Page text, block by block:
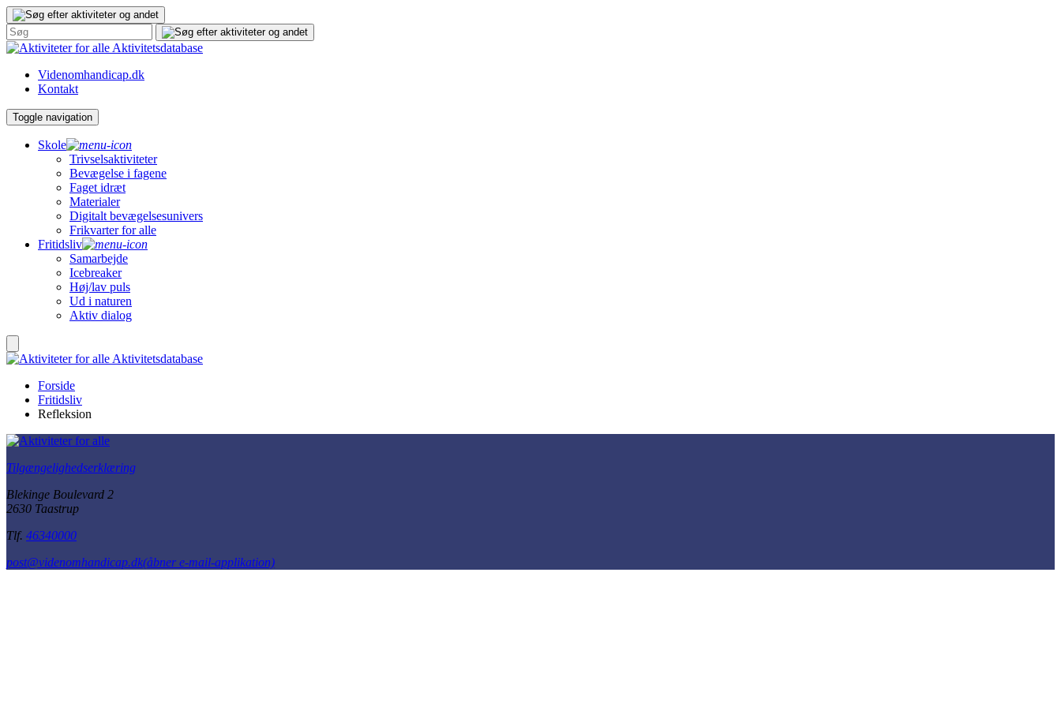
Gå
til
indhold
Aktivitetsdatabase
Videnomhandicap.dk
Kontakt
Toggle navigation
Skole
Trivselsaktiviteter
Bevægelse i fagene
Faget idræt
Materialer
Digitalt bevægelsesunivers
Frikvarter for alle
Fritidsliv
Samarbejde
Icebreaker
Høj/lav puls
Ud i naturen
Aktiv dialog
Aktivitetsdatabase
Forside
Fritidsliv
Refleksion
Tilgængelighedserklæring
Blekinge Boulevard 2
2630 Taastrup
Tlf. 46340000
post@videnomhandicap.dk(åbner e-mail-applikation)